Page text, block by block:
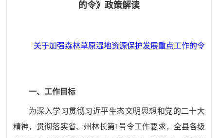
的令》政策解读
关于加强森林草原湿地资源保护发展重点工作的令
一、工作目标
为深入学习贯彻习近平生态文明思想和党的二十大
精神，贯彻落实省、州林长第1号令工作要求，全县各级